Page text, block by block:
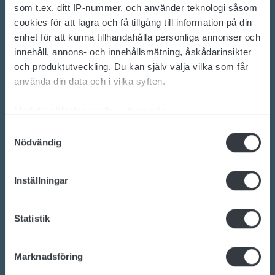
som t.ex. ditt IP-nummer, och använder teknologi såsom
cookies för att lagra och få tillgång till information på din
enhet för att kunna tillhandahålla personliga annonser och
innehåll, annons- och innehållsmätning, åskådarinsikter
och produktutveckling. Du kan själv välja vilka som får
använda din data och i vilka syften.
som kan ha en noggrannhet på upp till flera meter
Ta reda på mer om hur dina personliga uppgifter
Du kan ändra eller dra tillbaka ditt samtycke när som
Vi använder enhetsidentifierare för att anpassa innehållet
Nödvändig
Inställningar
Statistik
Marknadsföring
Kontakta oss idag
energilösningar?
Vill du veta mer om batterier, laddning eller
Vårt engagerade team av experter är redo att